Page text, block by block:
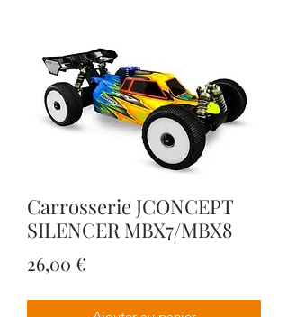
Carrosserie JCONCEPT
SILENCER MBX7/MBX8
26,00 €